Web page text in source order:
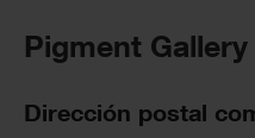
Pigment Gallery
Dirección postal